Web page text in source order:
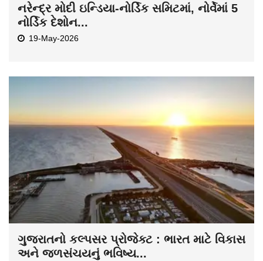
નરેન્દ્ર મોદી ઇન્ડિયા-નોર્ડિક સમિટમાં, નોર્વેમાં 5
નોર્ડિક દેશોન...
19-May-2026
ગુજરાતનો કલ્પસર પ્રોજેક્ટ : ભારત માટે વિકાસ
અને જળસંચયનું ભવિષ્ય...